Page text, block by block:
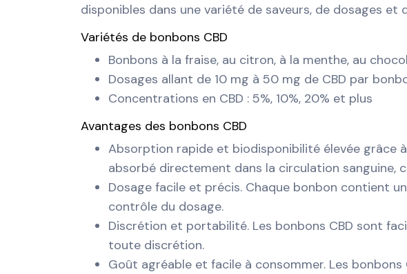
disponibles dans une variété de saveurs, de dosages et
Variétés de bonbons CBD
Bonbons à la fraise, au citron, à la menthe, au
Dosages allant de 10 mg à 50 mg de CBD par
Concentrations en CBD : 5%, 10%, 20% et plus
Avantages des bonbons CBD
Absorption rapide et biodisponibilité élevée grâce
absorbé directement dans la circulation sanguine,
Dosage facile et précis. Chaque bonbon contient
contrôle du dosage.
Discrétion et portabilité. Les bonbons CBD sont
toute discrétion.
Goût agréable et facile à consommer. Les